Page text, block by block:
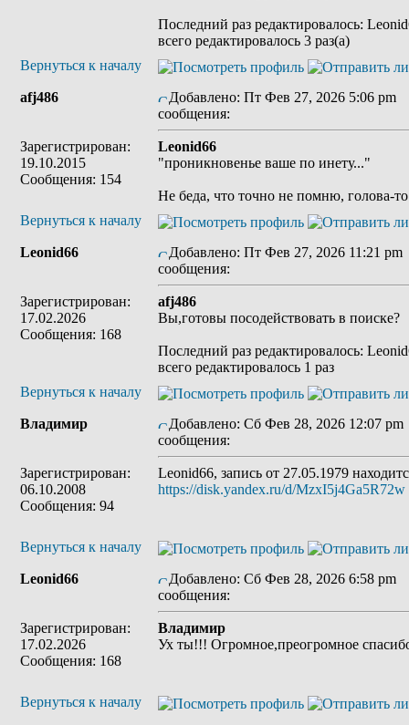
Последний раз редактировалось:
всего редактировалось 3 раз(а)
Вернуться к началу
afj486
Зарегистрирован:
19.10.2015
Сообщения: 154
Добавлено: Пт Фев 27, 2026 5:06 pm
сообщения:
Leonid66
"проникновенье ваше по инету..."
Не беда, что точно не помню, голова-то
Вернуться к началу
Leonid66
Зарегистрирован:
17.02.2026
Сообщения: 168
Добавлено: Пт Фев 27, 2026 11:21 pm
сообщения:
afj486
Вы,готовы посодействовать в поиске?
Последний раз редактировалось:
всего редактировалось 1 раз
Вернуться к началу
Владимир
Зарегистрирован:
06.10.2008
Сообщения: 94
Добавлено: Сб Фев 28, 2026 12:07 pm
сообщения:
Leonid66, запись от 27.05.1979
https://disk.yandex.ru/d/MzxI5j4Ga5R72w
Вернуться к началу
Leonid66
Зарегистрирован:
17.02.2026
Сообщения: 168
Добавлено: Сб Фев 28, 2026 6:58 pm
сообщения:
Владимир
Ух ты!!! Огромное,преогромное
Вернуться к началу